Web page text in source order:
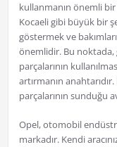
kullanmanın önemli
Kocaeli gibi büyük bir
göstermek ve
önemlidir. Bu noktada,
parçalarının
artırmanın
parçalarının sunduğu
Opel, otomobil
markadır. Kendi